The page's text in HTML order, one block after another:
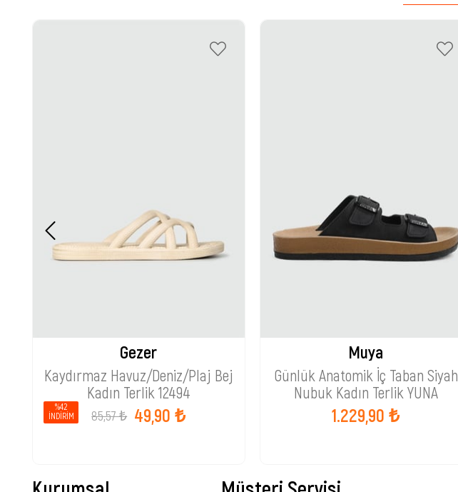
Gezer
Kaydırmaz Havuz/Deniz/Plaj Bej
Kadın Terlik 12494
49,90 ₺
85,57 ₺
%42
İNDIRIM
Muya
Günlük Anatomik İç Taban Siyah
Nubuk Kadın Terlik YUNA
1.229,90 ₺